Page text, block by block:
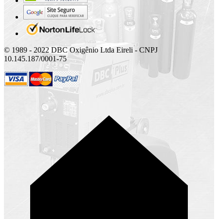
© 1989 - 2022 DBC Oxigênio Ltda Eireli - CNPJ
10.145.187/0001-75